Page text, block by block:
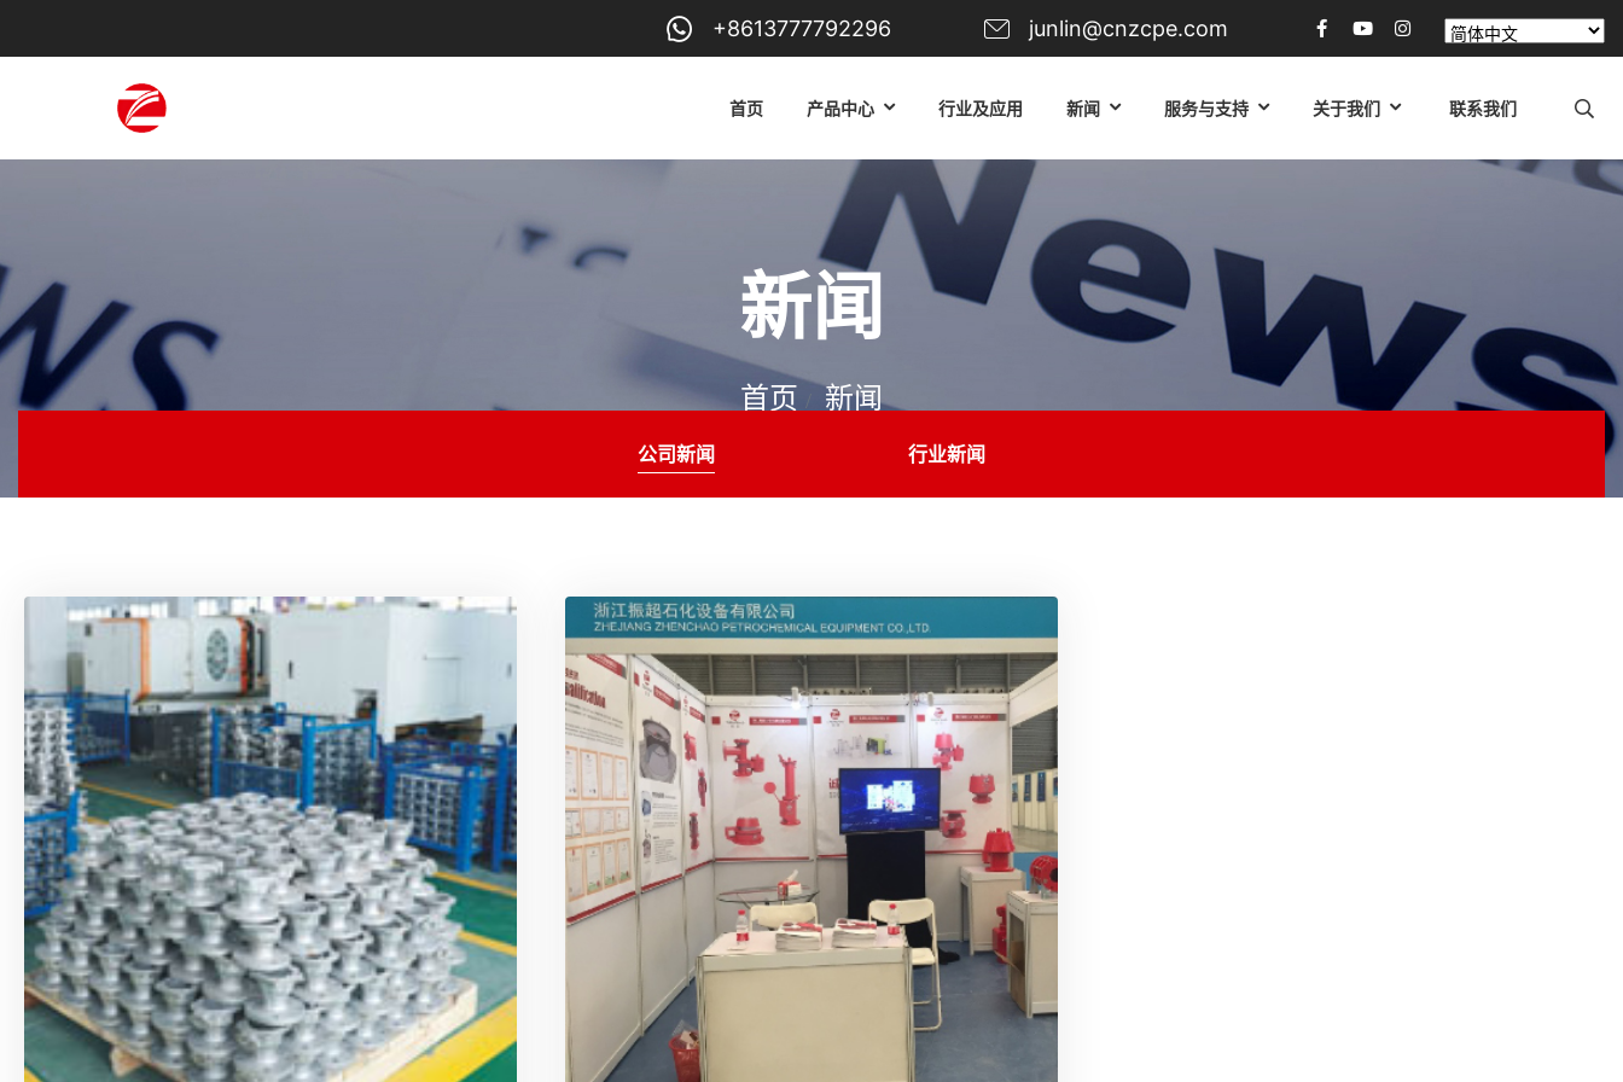
+8613777792296 junlin@cnzcpe.com
首页 产品中心 行业及应用 新闻 服务与支持 关于我们 联系我们
新闻
首页 新闻
公司新闻 行业新闻